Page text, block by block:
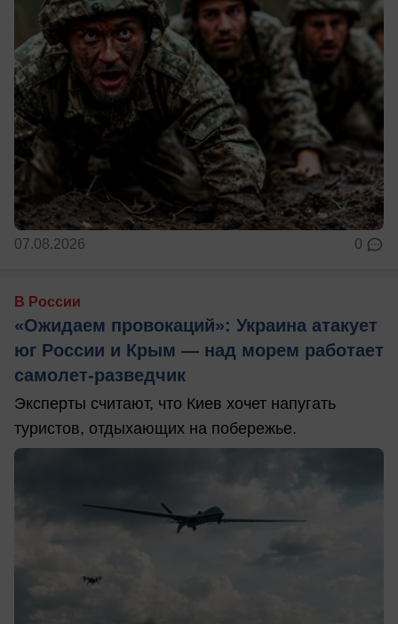
07.08.2026 0
В России
«Ожидаем провокаций»: Украина атакует
юг России и Крым — над морем работает
самолет-разведчик
Эксперты считают, что Киев хочет напугать
туристов, отдыхающих на побережье.